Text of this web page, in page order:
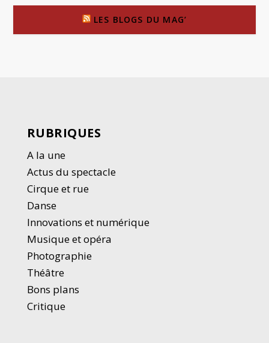
LES BLOGS DU MAG’
RUBRIQUES
A la une
Actus du spectacle
Cirque et rue
Danse
Innovations et numérique
Musique et opéra
Photographie
Théâtre
Bons plans
Critique